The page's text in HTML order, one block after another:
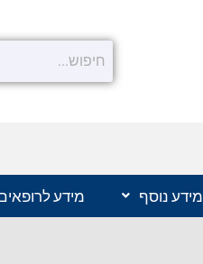
מידע נוסף מידע